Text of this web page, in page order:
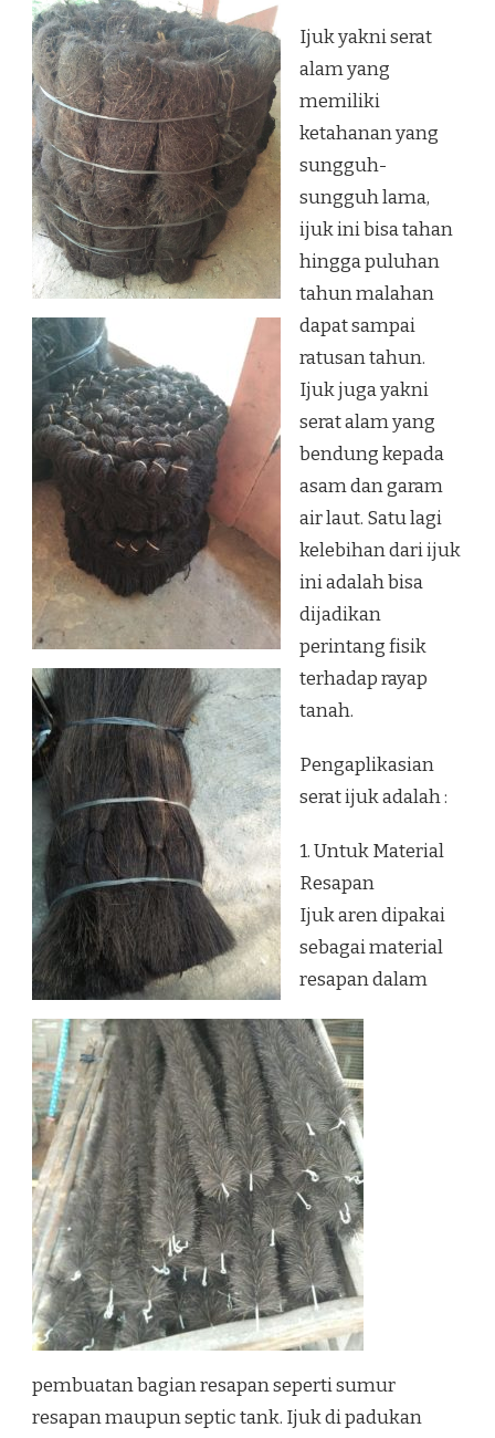
Ijuk yakni serat
alam yang
memiliki
ketahanan yang
sungguh-
sungguh lama,
ijuk ini bisa tahan
hingga puluhan
tahun malahan
dapat sampai
ratusan tahun.
Ijuk juga yakni
serat alam yang
bendung kepada
asam dan garam
air laut. Satu lagi
kelebihan dari ijuk
ini adalah bisa
dijadikan
perintang fisik
terhadap rayap
tanah.
Pengaplikasian
serat ijuk adalah :
1. Untuk Material
Resapan
Ijuk aren dipakai
sebagai material
resapan dalam
pembuatan bagian resapan seperti sumur
resapan maupun septic tank. Ijuk di padukan